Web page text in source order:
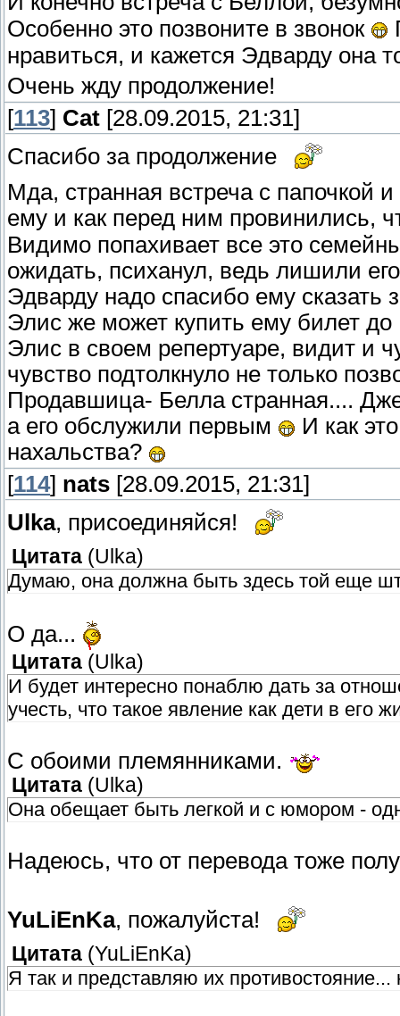
Особенно это позвоните в звонок
нравиться, и кажется Эдварду она
Очень жду продолжение!
[113] Cat [28.09.2015, 21:31]
Спасибо за продолжение
Мда, странная встреча с папочкой
ему и как перед ним провинились,
Видимо попахивает все это
ожидать, психанул, ведь лишили
Эдварду надо спасибо ему сказать
Элис же может купить ему билет до
Элис в своем репертуаре, видит и
чувство подтолкнуло не только
Продавшица- Белла странная....
а его обслужили первым
И как
нахальства?
[114] nats [28.09.2015, 21:31]
Ulka, присоединяйся!
Цитата (Ulka)
Думаю, она должна быть здесь той еще
О да...
Цитата (Ulka)
И будет интересно понаблю дать за
учесть, что такое явление как дети в его
С обоими племянниками.
Цитата (Ulka)
Она обещает быть легкой и с юмором -
Надеюсь, что от перевода тоже
YuLiEnKa, пожалуйста!
Цитата (YuLiEnKa)
Я так и представляю их противостояние...